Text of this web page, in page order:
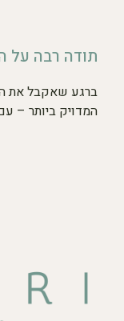
תודה רבה על
ברגע שאקבל את
המדויק ביותר –